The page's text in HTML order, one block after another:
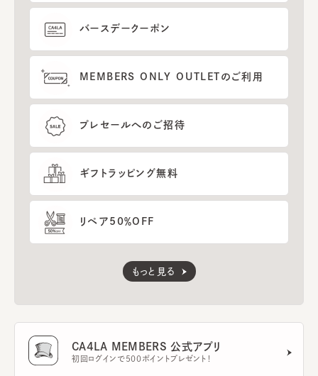
バースデークーポン
MEMBERS ONLY OUTLETのご利用
プレセールへのご招待
ギフトラッピング無料
リペア50％OFF
もっと見る
CA4LA MEMBERS 公式アプリ
初回ログインで500ポイントプレゼント！